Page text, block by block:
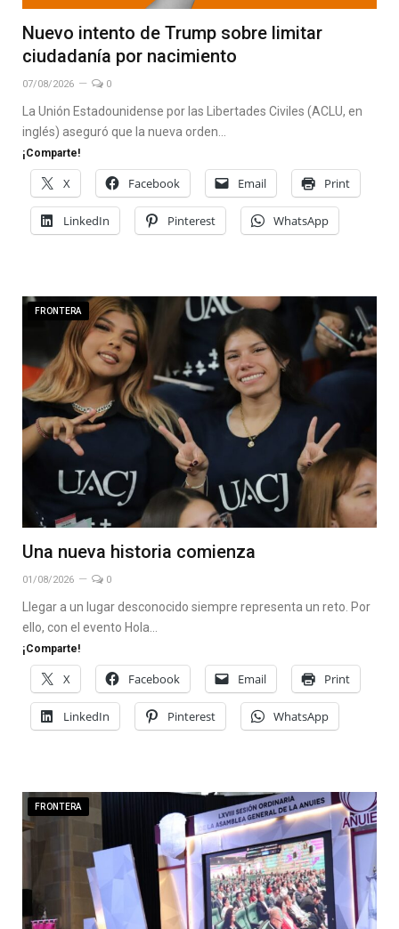
Nuevo intento de Trump sobre limitar
ciudadanía por nacimiento
07/08/2026 0
La Unión Estadounidense por las Libertades Civiles (ACLU, en
inglés) aseguró que la nueva orden…
¡Comparte!
X Facebook Email Print
LinkedIn Pinterest WhatsApp
FRONTERA
Una nueva historia comienza
01/08/2026 0
Llegar a un lugar desconocido siempre representa un reto. Por
ello, con el evento Hola…
¡Comparte!
X Facebook Email Print
LinkedIn Pinterest WhatsApp
FRONTERA